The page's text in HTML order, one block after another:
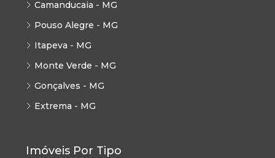
Camanducaia - MG
Pouso Alegre - MG
Itapeva - MG
Monte Verde - MG
Gonçalves - MG
Extrema - MG
Imóveis Por Tipo